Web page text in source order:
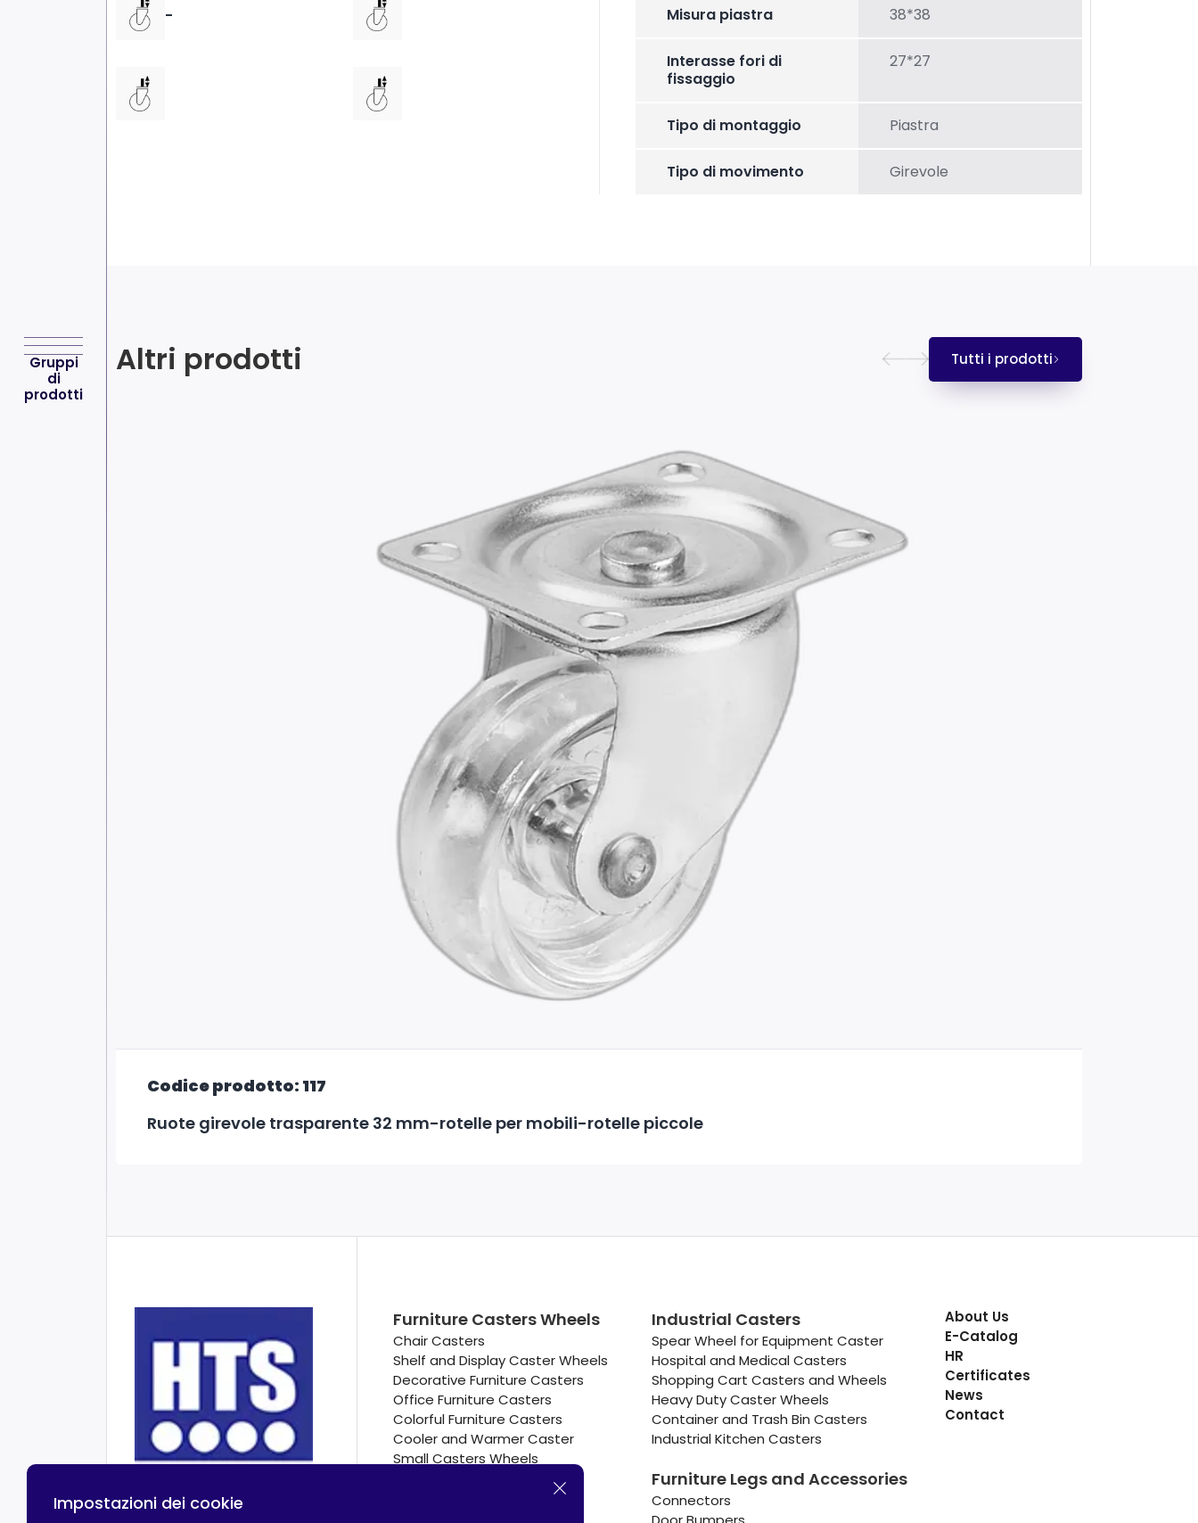
Gruppi
di
prodotti
- Misura piastra 38*38
Interasse fori di
fissaggio
27*27
Tipo di montaggio Piastra
Tipo di movimento Girevole
Altri prodotti Tutti i prodotti
Codice prodotto: 117
Ruote girevole trasparente 32 mm-rotelle per mobili-rotelle piccole
Furniture Casters Wheels
Chair Casters
Shelf and Display Caster Wheels
Decorative Furniture Casters
Office Furniture Casters
Colorful Furniture Casters
Cooler and Warmer Caster
Small Casters Wheels
Hotel Equipment Casters
Industrial Casters
Spear Wheel for Equipment Caster
Hospital and Medical Casters
Shopping Cart Casters and Wheels
Heavy Duty Caster Wheels
Container and Trash Bin Casters
Industrial Kitchen Casters
Furniture Legs and Accessories
Connectors
About Us
E-Catalog
HR
Certificates
News
Contact
Impostazioni dei cookie